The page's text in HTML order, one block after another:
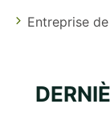
Entreprise